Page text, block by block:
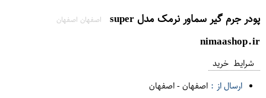
پودر جرم گیر سماور نرمک مدل super اصفهان اصفهان
nimaashop.ir
شرایط خرید
ارسال از : اصفهان-اصفهان